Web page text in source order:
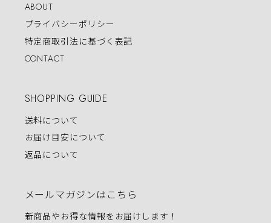
ABOUT
プライバシーポリシー
特定商取引法に基づく表記
CONTACT
SHOPPING GUIDE
送料について
お届け目安について
返品について
メールマガジンはこちら
新商品やお得な情報をお届けします！